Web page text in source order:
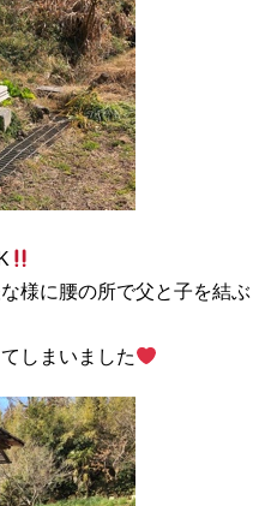
様に腰の所で父と子を結ぶ
しまいました